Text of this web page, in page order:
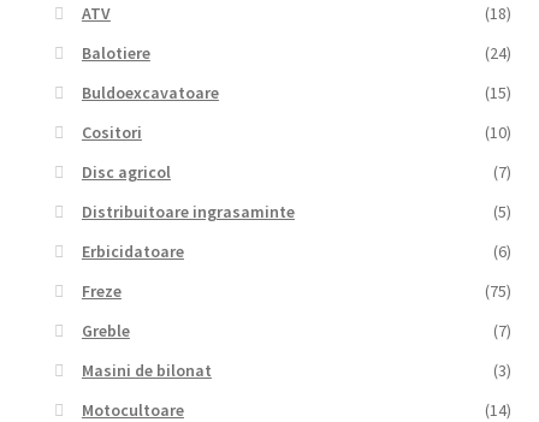
ATV
(18)
Balotiere
(24)
Buldoexcavatoare
(15)
Cositori
(10)
Disc agricol
(7)
Distribuitoare ingrasaminte
(5)
Erbicidatoare
(6)
Freze
(75)
Greble
(7)
Masini de bilonat
(3)
Motocultoare
(14)